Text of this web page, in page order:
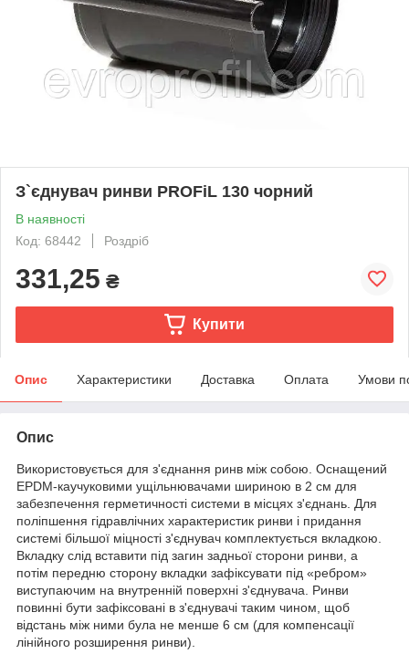
З`єднувач ринви PROFiL 130 чорний
В наявності
Код: 68442
Роздріб
331,25 ₴
Купити
Опис Характеристики Доставка Оплата Умови
Опис
Використовується для з'єднання ринв між собою. Оснащений
EPDM-каучуковими ущільнювачами шириною в 2 см для
забезпечення герметичності системи в місцях з'єднань. Для
поліпшення гідравлічних характеристик ринви і придання
системі більшої міцності з'єднувач комплектується вкладкою.
Вкладку слід вставити під загин задньої сторони ринви, а
потім передню сторону вкладки зафіксувати під «ребром»
виступаючим на внутренній поверхні з'єднувача. Ринви
повинні бути зафіксовані в з'єднувачі таким чином, щоб
відстань між ними була не менше 6 см (для компенсації
лінійного розширення ринви).